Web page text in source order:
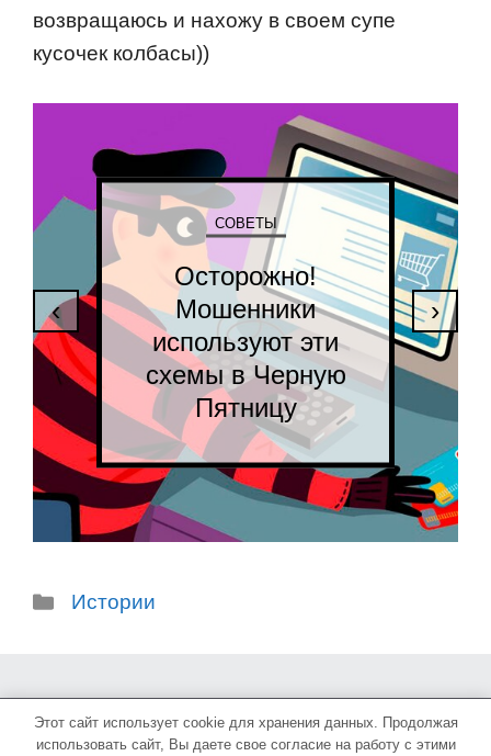
возвращаюсь и нахожу в своем супе
кусочек колбасы))
СОВЕТЫ
Осторожно!
Мошенники
используют эти
схемы в Черную
Пятницу
‹ ›
Рубрики
Истории
2017-2022 © NonBox
Этот сайт использует cookie для хранения данных. Продолжая
использовать сайт, Вы даете свое согласие на работу с этими